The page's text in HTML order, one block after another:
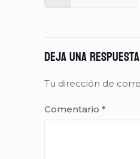
Deja una respuesta
Tu dirección de
Comentario *